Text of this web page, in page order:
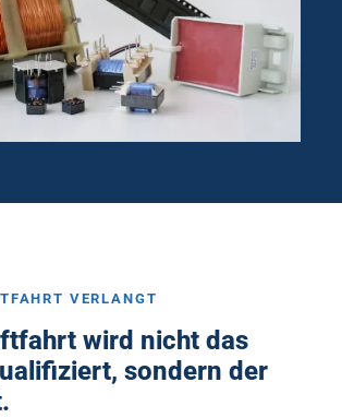
VERLANGT
wird nicht das
sondern der